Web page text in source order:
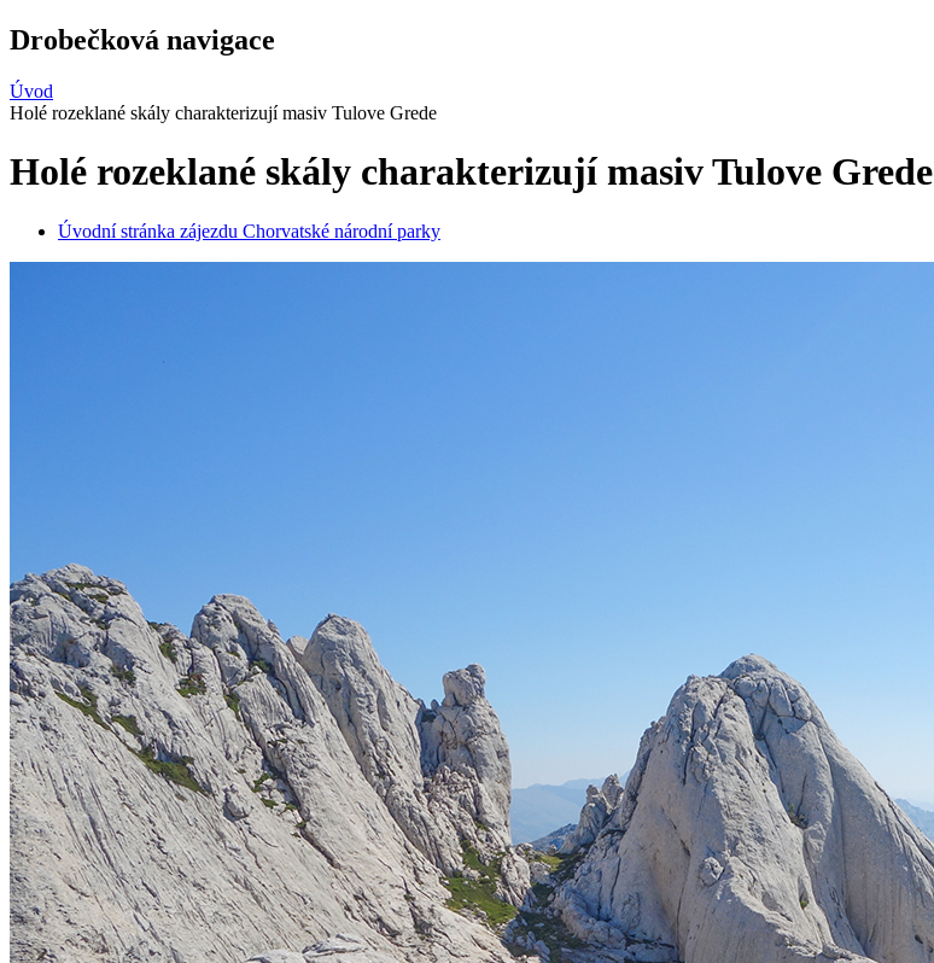
Drobečková navigace
Úvod
Holé rozeklané skály charakterizují masiv Tulove Grede
Holé rozeklané skály charakterizují masiv Tulove Grede
Úvodní stránka zájezdu Chorvatské národní parky